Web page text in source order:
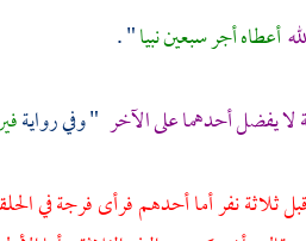
أعطاه أجر سبعين نبيا" .
لا يفضل أحدهما على الآخر " وفي رواية
ثلاثة نفر أما أحدهم فرأى فرجة في